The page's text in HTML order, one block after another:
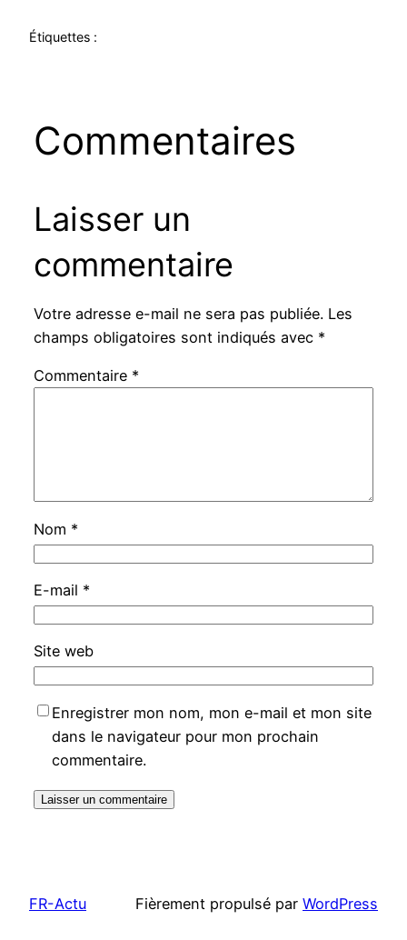
Étiquettes :
Commentaires
Laisser un
commentaire
Votre adresse e-mail ne sera pas publiée. Les
champs obligatoires sont indiqués avec *
Commentaire *
Nom *
E-mail *
Site web
Enregistrer mon nom, mon e-mail et mon site
dans le navigateur pour mon prochain
commentaire.
FR-Actu Fièrement propulsé par WordPress